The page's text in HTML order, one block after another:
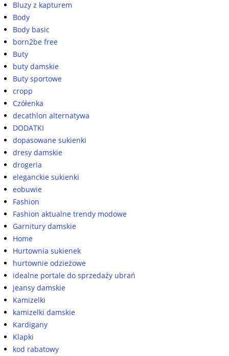
Bluzy z kapturem
Body
Body basic
born2be free
Buty
buty damskie
Buty sportowe
cropp
Czółenka
decathlon alternatywa
DODATKI
dopasowane sukienki
dresy damskie
drogeria
eleganckie sukienki
eobuwie
Fashion
Fashion aktualne trendy modowe
Garnitury damskie
Home
Hurtownia sukienek
hurtownie odzieżowe
idealne portale do sprzedaży ubrań
jeansy damskie
Kamizelki
kamizelki damskie
Kardigany
Klapki
kod rabatowy